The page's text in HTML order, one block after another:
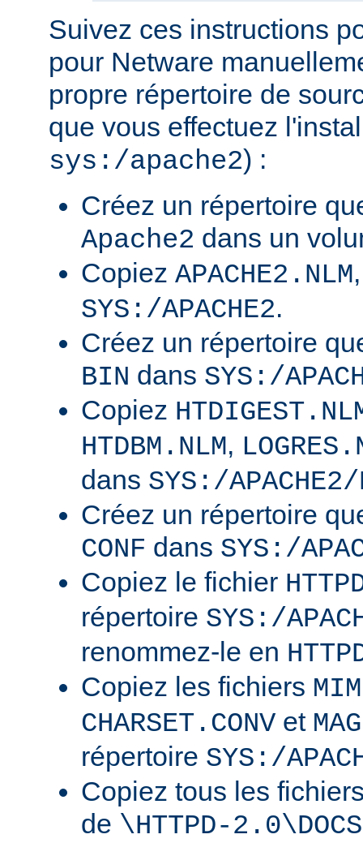
Suivez ces instructions
pour Netware
propre répertoire de
que vous effectuez
sys:/apache2) :
Créez un répertoire
Apache2 dans un
Copiez APACHE2.NLM
SYS:/APACHE2.
Créez un répertoire
BIN dans SYS:/
Copiez
HTDBM.NLM,
dans SYS:/
Créez un répertoire
CONF dans SYS:/
Copiez le fichier
répertoire SYS:/
renommez-le en
Copiez les fichiers
CHARSET.CONV et
répertoire SYS:/
Copiez tous les
de \HTTPD-